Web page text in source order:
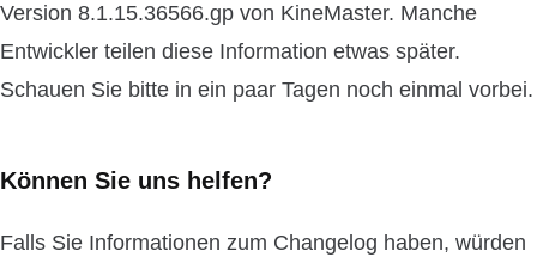
Version 8.1.15.36566.gp von KineMaster. Manche
Entwickler teilen diese Information etwas später.
Schauen Sie bitte in ein paar Tagen noch einmal vorbei.
Können Sie uns helfen?
Falls Sie Informationen zum Changelog haben, würden